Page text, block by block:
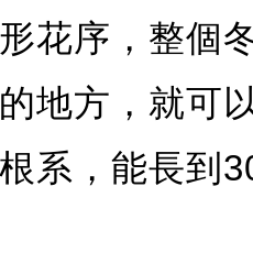
花序，整個
地方，就可
系，能長到